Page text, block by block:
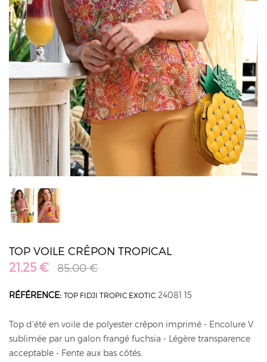
TOP VOILE CRÊPON TROPICAL
21,25 € 85,00 €
RÉFÉRENCE: TOP FIDJI TROPIC EXOTIC 24081 15
Top d'été en voile de polyester crêpon imprimé - Encolure V
sublimée par un galon frangé fuchsia - Légère transparence
acceptable - Fente aux bas côtés.